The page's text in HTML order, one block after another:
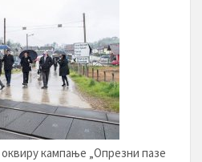
кампање „Опрезни пазе